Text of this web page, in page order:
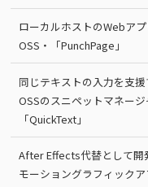
ローカルホストのWebア
OSS・「PunchPage」
同じテキストの入力を支
OSSのスニペットマネー
「QuickText」
After Effects代替として開
モーショングラフィック